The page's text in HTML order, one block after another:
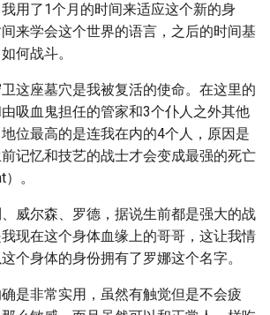
用了1个月的时间来适应这个新的身
来学会这个世界的语言，之后的时间基
何战斗。
这座墓穴是我被复活的使命。在这里的
吸血鬼担任的管家和3个仆人之外其他
位最高的是连我在内的4个人，原因是
记忆和技艺的战士才会变成最强的死亡
。
威尔森、罗德，据说生前都是强大的战
现在这个身体血缘上的哥哥，这让我情
个身体的身份拥有了罗娜这个名字。
是非常实用，虽然有触觉但是不会疲